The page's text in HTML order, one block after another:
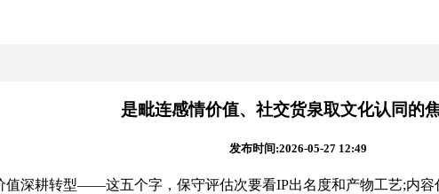
是毗连感情价值、社交货泉取文化认同的
发布时间:2026-05-27 12:49
耕转型——这五个字，保守评估次要看IP出名度和产物工艺;内容